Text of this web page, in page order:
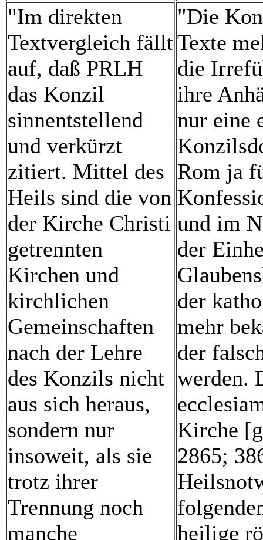
"Im direkten
Textvergleich fällt
auf, daß PRLH
das Konzil
sinnentstellend
und verkürzt
zitiert. Mittel des
Heils sind die von
der Kirche Christi
getrennten
Kirchen und
kirchlichen
Gemeinschaften
nach der Lehre
des Konzils nicht
aus sich heraus,
sondern nur
insoweit, als sie
trotz ihrer
Trennung noch
manche
"Die
Texte
die
ihre
nur eine
Rom ja
und im
der
der
mehr
der
werden.
Kirche
2865;
heilige